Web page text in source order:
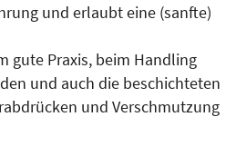
und erlaubt eine (sanfte)
gute Praxis, beim Handling
und auch die beschichteten
und Verschmutzung